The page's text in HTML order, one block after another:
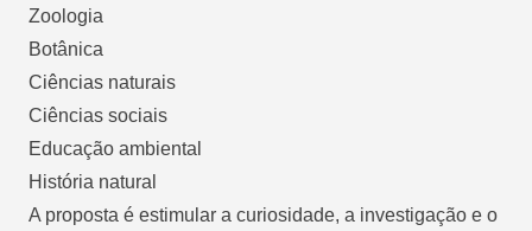
Zoologia
Botânica
Ciências naturais
Ciências sociais
Educação ambiental
História natural
A proposta é estimular a curiosidade, a investigação e o